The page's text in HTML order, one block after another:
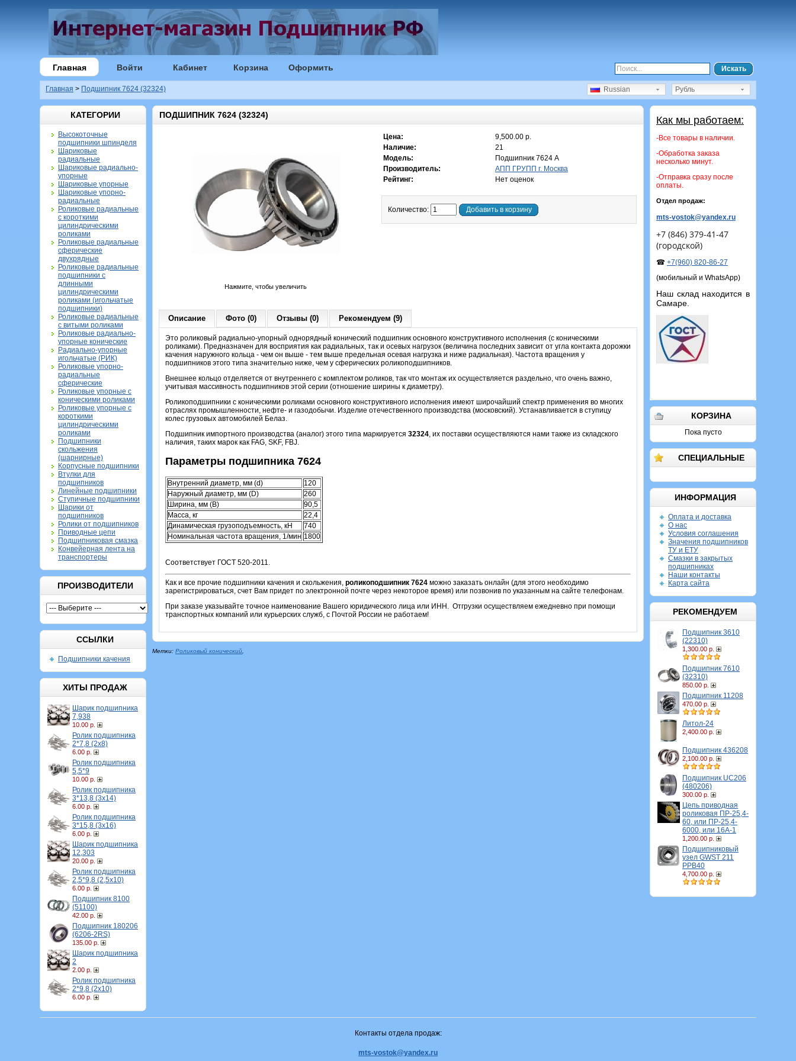
Главная Войти Кабинет Корзина Оформить Искать
Главная > Подшипник 7624 (32324) Рубль
Russian
КАТЕГОРИИ
Высокоточные
подшипники шпинделя
Шариковые
радиальные
Шариковые радиально-
упорные
Шариковые упорные
Шариковые упорно-
радиальные
Роликовые радиальные
с короткими
цилиндрическими
роликами
Роликовые радиальные
сферические
двухрядные
Роликовые радиальные
подшипники с
длинными
цилиндрическими
роликами (игольчатые
подшипники)
Роликовые радиальные
с витыми роликами
Роликовые радиально-
упорные конические
Радиально-упорные
игольчатые (РИК)
Роликовые упорно-
радиальные
сферические
Роликовые упорные с
коническими роликами
Роликовые упорные с
короткими
цилиндрическими
роликами
Подшипники
скольжения
(шарнирные)
Корпусные подшипники
Втулки для
подшипников
Линейные подшипники
Ступичные подшипники
Шарики от
подшипников
Ролики от подшипников
Приводные цепи
Подшипниковая смазка
Конвейерная лента на
транспортеры
ПРОИЗВОДИТЕЛИ
ССЫЛКИ
Подшипники качения
ХИТЫ ПРОДАЖ
Шарик подшипника
7,938
10.00 р.
Ролик подшипника
2*7,8 (2х8)
6.00 р.
Ролик подшипника
5,5*9
10.00 р.
Ролик подшипника
3*13,8 (3х14)
6.00 р.
Ролик подшипника
3*15,8 (3х16)
6.00 р.
Шарик подшипника
12,303
20.00 р.
Ролик подшипника
2,5*9,8 (2,5х10)
6.00 р.
Подшипник 8100
(51100)
42.00 р.
Подшипник 180206
(6206-2RS)
135.00 р.
Шарик подшипника
2
2.00 р.
Ролик подшипника
2*9,8 (2х10)
6.00 р.
Как мы работаем:
-Все товары в наличии.
-Обработка заказа
несколько минут.
-Отправка сразу после
оплаты.
Отдел продаж:
mts-vostok@yandex.ru
+7 (846) 379-41-47
(городской)
☎ +7(960) 820-86-27
(мобильный и WhatsApp)
Наш склад находится в
Самаре.
КОРЗИНА
Пока пусто
СПЕЦИАЛЬНЫЕ
ИНФОРМАЦИЯ
Оплата и доставка
О нас
Условия соглашения
Значения подшипников
ТУ и ЕТУ
Смазки в закрытых
подшипниках
Наши контакты
Карта сайта
РЕКОМЕНДУЕМ
Подшипник 3610
(22310)
1,300.00 р.
Подшипник 7610
(32310)
850.00 р.
Подшипник 11208
470.00 р.
Литол-24
2,400.00 р.
Подшипник 436208
2,100.00 р.
Подшипник UC206
(480206)
300.00 р.
Цепь приводная
роликовая ПР-25,4-
60, или ПР-25,4-
6000, или 16A-1
1,200.00 р.
Подшипниковый
узел GWST 211
PPB40
4,700.00 р.
ПОДШИПНИК 7624 (32324)
Нажмите, чтобы увеличить
Цена:
9,500.00 р.
Наличие:
21
Модель:
Подшипник 7624 А
Производитель:
АПП ГРУПП г. Москва
Рейтинг:
Нет оценок
Количество: Добавить в корзину
Описание Фото (0) Отзывы (0) Рекомендуем (9)
Это роликовый радиально-упорный однорядный конический подшипник основного конструктивного исполнения (с коническими
роликами). Предназначен для восприятия как радиальных, так и осевых нагрузок (величина последних зависит от угла контакта дорожки
качения наружного кольца - чем он выше - тем выше предельная осевая нагрузка и ниже радиальная). Частота вращения у
подшипников этого типа значительно ниже, чем у сферических роликоподшипников.
Внешнее кольцо отделяется от внутреннего с комплектом роликов, так что монтаж их осуществляется раздельно, что очень важно,
учитывая массивность подшипников этой серии (отношение ширины к диаметру).
Роликоподшипники с коническими роликами основного конструктивного исполнения имеют широчайший спектр применения во многих
отраслях промышленности, нефте- и газодобычи. Изделие отечественного производства (московский). Устанавливается в ступицу
колес грузовых автомобилей Белаз.
Подшипник импортного производства (аналог) этого типа маркируется 32324, их поставки осуществляются нами также из складского
наличия, таких марок как FAG, SKF, FBJ.
Параметры подшипника 7624
Внутренний диаметр, мм (d)
120
Наружный диаметр, мм (D)
260
Ширина, мм (B)
90,5
Масса, кг
22,4
Динамическая грузоподъемность, кН
740
Номинальная частота вращения, 1/мин 1800
Соответствует ГОСТ 520-2011.
Как и все прочие подшипники качения и скольжения, роликоподшипник 7624 можно заказать онлайн (для этого необходимо
зарегистрироваться, счет Вам придет по электронной почте через некоторое время) или позвонив по указанным на сайте телефонам.
При заказе указывайте точное наименование Вашего юридического лица или ИНН. Отгрузки осуществляем ежедневно при помощи
транспортных компаний или курьерских служб, с Почтой России не работаем!
Метки: Роликовый конический
Контакты отдела продаж:
mts-vostok@yandex.ru